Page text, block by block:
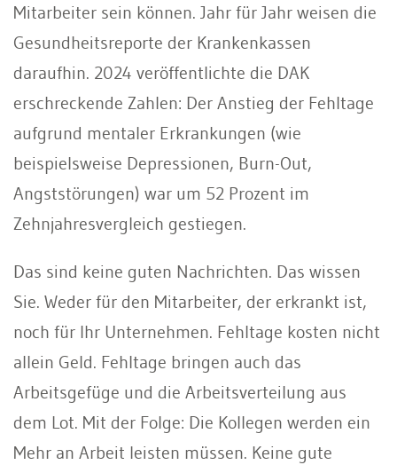
Mitarbeiter sein können. Jahr für Jahr weisen die
Gesundheitsreporte der Krankenkassen
daraufhin. 2024 veröffentlichte die DAK
erschreckende Zahlen: Der Anstieg der Fehltage
aufgrund mentaler Erkrankungen (wie
beispielsweise Depressionen, Burn-Out,
Angststörungen) war um 52 Prozent im
Zehnjahresvergleich gestiegen.
Das sind keine guten Nachrichten. Das wissen
Sie. Weder für den Mitarbeiter, der erkrankt ist,
noch für Ihr Unternehmen. Fehltage kosten nicht
allein Geld. Fehltage bringen auch das
Arbeitsgefüge und die Arbeitsverteilung aus
dem Lot. Mit der Folge: Die Kollegen werden ein
Mehr an Arbeit leisten müssen. Keine gute